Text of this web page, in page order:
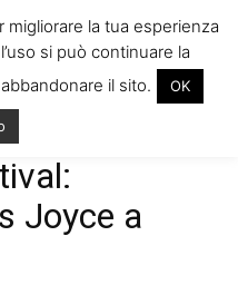
Joyce a
la tua esperienza
si può continuare la
il sito.
OK